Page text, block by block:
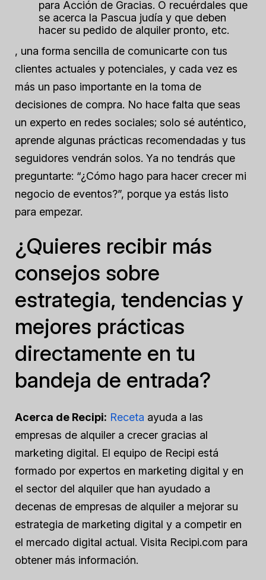
para Acción de Gracias. O recuérdales que
se acerca la Pascua judía y que deben
hacer su pedido de alquiler pronto, etc.
, una forma sencilla de comunicarte con tus
clientes actuales y potenciales, y cada vez es
más un paso importante en la toma de
decisiones de compra. No hace falta que seas
un experto en redes sociales; solo sé auténtico,
aprende algunas prácticas recomendadas y tus
seguidores vendrán solos. Ya no tendrás que
preguntarte: “¿Cómo hago para hacer crecer mi
negocio de eventos?”, porque ya estás listo
para empezar.
¿Quieres recibir más
consejos sobre
estrategia, tendencias y
mejores prácticas
directamente en tu
bandeja de entrada?
Acerca de Recipi: Receta ayuda a las
empresas de alquiler a crecer gracias al
marketing digital. El equipo de Recipi está
formado por expertos en marketing digital y en
el sector del alquiler que han ayudado a
decenas de empresas de alquiler a mejorar su
estrategia de marketing digital y a competir en
el mercado digital actual. Visita Recipi.com para
obtener más información.